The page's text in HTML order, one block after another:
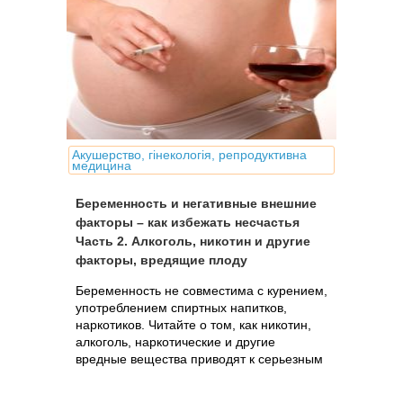
Акушерство, гінекологія, репродуктивна
медицина
Беременность и негативные внешние
факторы – как избежать несчастья
Часть 2. Алкоголь, никотин и другие
факторы, вредящие плоду
Беременность не совместима с курением,
употреблением спиртных напитков,
наркотиков. Читайте о том, как никотин,
алкоголь, наркотические и другие
вредные вещества приводят к серьезным